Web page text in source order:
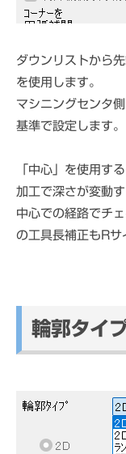
ダウンリストから
を使用します。
マシニングセンタ
基準で設定します。
「中心」を使用す
加工で深さが変動
中心での経路でチ
の工具長補正もRサ
輪郭タイ